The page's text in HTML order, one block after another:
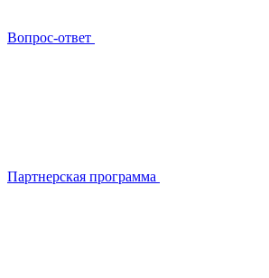
Вопрос-ответ
Партнерская программа